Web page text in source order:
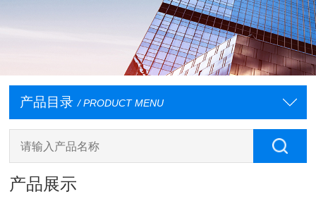
产品目录 / PRODUCT MENU
产品展示